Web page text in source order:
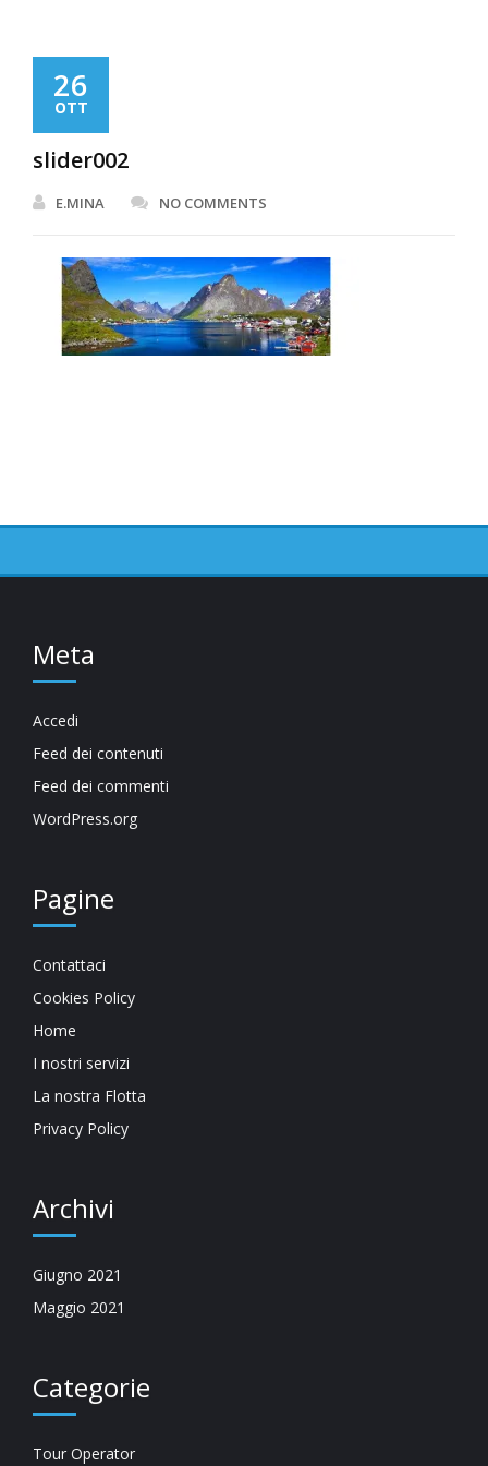
26
OTT
slider002
E.MINA NO COMMENTS
Meta
Accedi
Feed dei contenuti
Feed dei commenti
WordPress.org
Pagine
Contattaci
Cookies Policy
Home
I nostri servizi
La nostra Flotta
Privacy Policy
Archivi
Giugno 2021
Maggio 2021
Categorie
Tour Operator